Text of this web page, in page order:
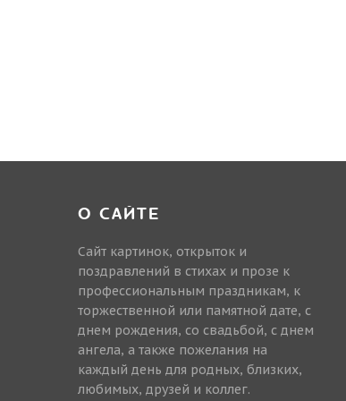
О САЙТЕ
Сайт картинок, открыток и
поздравлений в стихах и прозе к
профессиональным праздникам, к
торжественной или памятной дате, с
днем рождения, со свадьбой, с днем
ангела, а также пожелания на
каждый день для родных, близких,
любимых, друзей и коллег.